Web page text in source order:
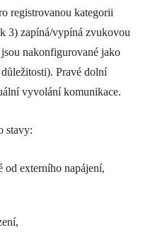
registrovanou kategorii
3) zapíná/vypíná zvukovou
nakonfigurované jako
Pravé dolní
vyvolání komunikace.
stavy:
od externího napájení,